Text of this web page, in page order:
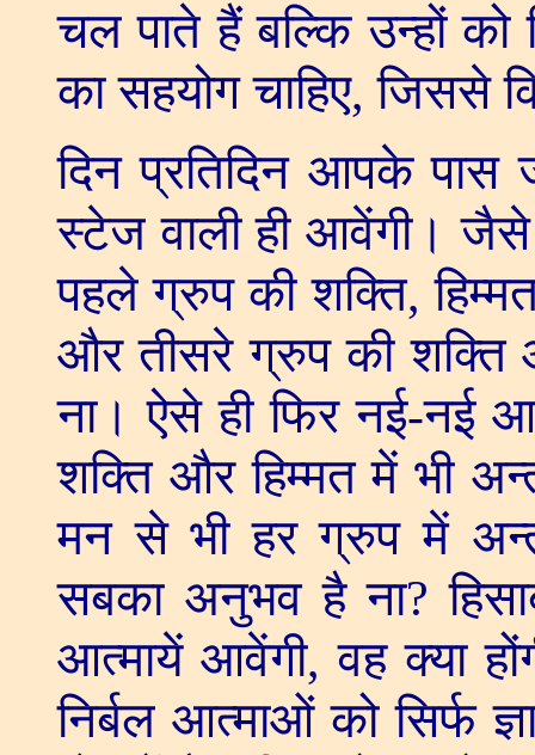
चल पाते हैं बल्कि उन्हों को
का सहयोग चाहिए,जिससे
दिन प्रतिदिन आपके पास
स्टेज वाली ही आवेंगी।
पहले ग्रुप की शक्ति,
और तीसरे ग्रुप की शक्ति
ना। ऐसे ही फिर नई-नई
शक्ति और हिम्मत में भी
मन से भी हर ग्रुप में
सबका अनुभव है ना?
आत्मायें आवेंगी,वह क्या
निर्बल आत्माओं को सिर्फ